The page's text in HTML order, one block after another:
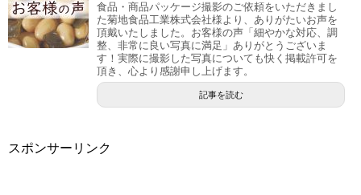
食品・商品パッケージ撮影のご依頼をいただきまし
た菊地食品工業株式会社様より、ありがたいお声を
頂戴いたしました。お客様の声「細やかな対応、調
整、非常に良い写真に満足」ありがとうございま
す！実際に撮影した写真についても快く掲載許可を
頂き、心より感謝申し上げます。
記事を読む
スポンサーリンク